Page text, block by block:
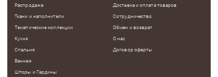
Распродажа
Ткани и наполнители
Тематические коллекции
Кухня
Спальня
Ванная
Шторы и Гардины
Доставка и оплата товаров
Сотрудничество
Обмен и возврат
О нас
Договор оферты